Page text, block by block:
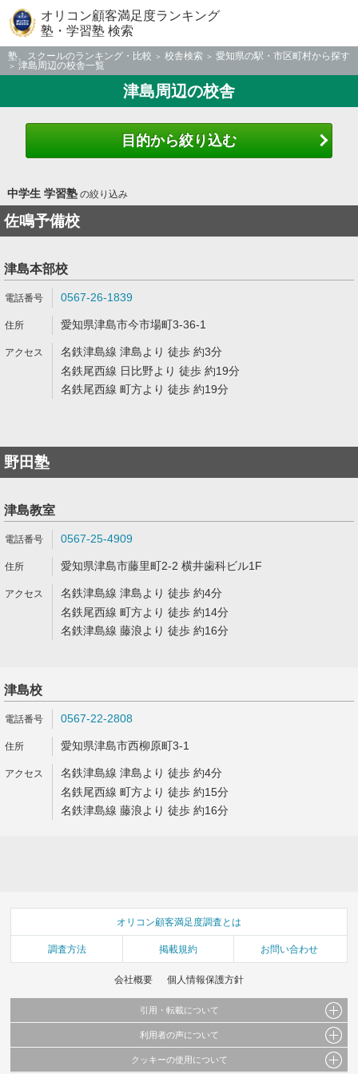
オリコン顧客満足度ランキング
塾・学習塾 検索
塾、スクールのランキング・比較 校舎検索
愛知県の駅・市区町村から探す
津島周辺の校舎一覧
津島周辺の校舎
目的から絞り込む
中学生 学習塾の絞り込み
佐鳴予備校
津島本部校
0567-26-1839
愛知県津島市今市場町3-36-1
名鉄津島線 津島より 徒歩 約3分
名鉄尾西線 日比野より 徒歩 約19分
名鉄尾西線 町方より 徒歩 約19分
野田塾
津島教室
0567-25-4909
愛知県津島市藤里町2-2 横井歯科ビル1F
名鉄津島線 津島より 徒歩 約4分
名鉄尾西線 町方より 徒歩 約14分
名鉄津島線 藤浪より 徒歩 約16分
津島校
0567-22-2808
愛知県津島市西柳原町3-1
名鉄津島線 津島より 徒歩 約4分
名鉄尾西線 町方より 徒歩 約15分
名鉄津島線 藤浪より 徒歩 約16分
オリコン顧客満足度調査とは
調査方法 掲載規約 お問い合わせ
会社概要 個人情報保護方針
引用・転載について
当サイトで公開されている情報（文字、写真、イラスト、画像データ等）及びこれらの配
これらの情報を権利者の許可なく無断転載・複製などの二次利用を行うことは固く禁じて
利用者の声について
当サイトに掲載している内容はすべてサービスの利用者が提出された見解・感想です。
クッキーの使用について